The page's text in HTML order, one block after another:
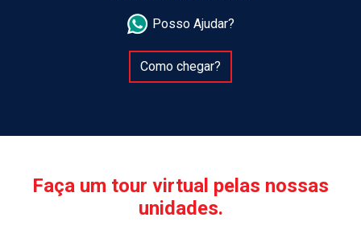
Posso Ajudar?
Como chegar?
Faça um tour virtual pelas nossas
unidades.